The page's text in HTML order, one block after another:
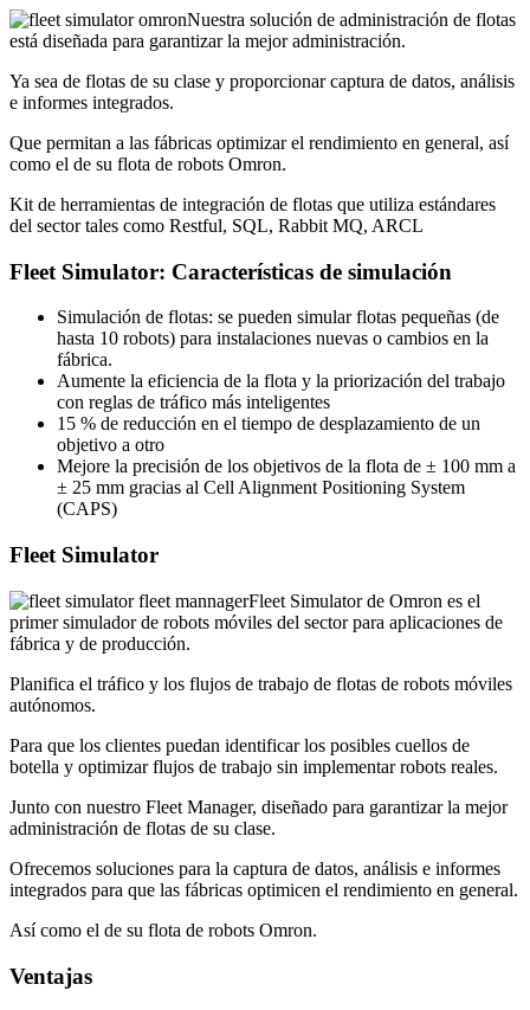
Nuestra solución de administración de flotas
está diseñada para garantizar la mejor administración.
Ya sea de flotas de su clase y proporcionar captura de datos, análisis
e informes integrados.
Que permitan a las fábricas optimizar el rendimiento en general, así
como el de su flota de robots Omron.
Kit de herramientas de integración de flotas que utiliza estándares
del sector tales como Restful, SQL, Rabbit MQ, ARCL
Fleet Simulator: Características de simulación
Simulación de flotas: se pueden simular flotas pequeñas (de
hasta 10 robots) para instalaciones nuevas o cambios en la
fábrica.
Aumente la eficiencia de la flota y la priorización del trabajo
con reglas de tráfico más inteligentes
15 % de reducción en el tiempo de desplazamiento de un
objetivo a otro
Mejore la precisión de los objetivos de la flota de ± 100 mm a
± 25 mm gracias al Cell Alignment Positioning System
(CAPS)
Fleet Simulator
Fleet Simulator de Omron es el
primer simulador de robots móviles del sector para aplicaciones de
fábrica y de producción.
Planifica el tráfico y los flujos de trabajo de flotas de robots móviles
autónomos.
Para que los clientes puedan identificar los posibles cuellos de
botella y optimizar flujos de trabajo sin implementar robots reales.
Junto con nuestro Fleet Manager, diseñado para garantizar la mejor
administración de flotas de su clase.
Ofrecemos soluciones para la captura de datos, análisis e informes
integrados para que las fábricas optimicen el rendimiento en general.
Así como el de su flota de robots Omron.
Ventajas